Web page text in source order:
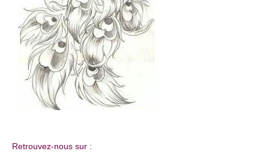
Retrouvez-nous sur :